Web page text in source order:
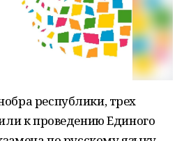
республики, трех
к проведению Единого